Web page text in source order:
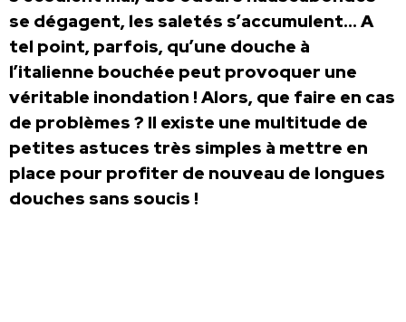
se dégagent, les saletés s’accumulent… A
tel point, parfois, qu’une douche à
l’italienne bouchée peut provoquer une
véritable inondation ! Alors, que faire en cas
de problèmes ? Il existe une multitude de
petites astuces très simples à mettre en
place pour profiter de nouveau de longues
douches sans soucis !